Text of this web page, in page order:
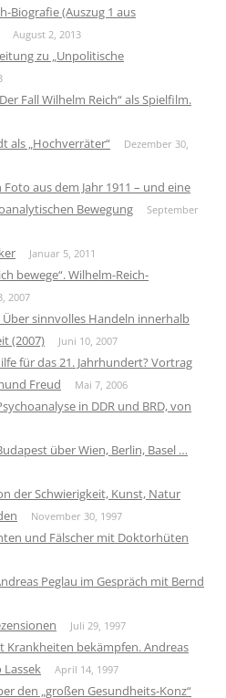
Biografie (Auszug 1 aus
August 2, 2013
zu „Unpolitische
Fall Wilhelm Reich“ als Spielfilm.
als „Hochverräter“
Dezember 30,
aus dem Jahr 1911 – und eine
Bewegung
September
Januar 5, 2011
bewege“. Wilhelm-Reich-
2007
Über sinnvolles Handeln innerhalb
(2007)
Juni 10, 2007
für das 21. Jahrhundert? Vortrag
Freud
Mai 7, 2006
in DDR und BRD, von
über Wien, Berlin, Basel …
der Schwierigkeit, Kunst, Natur
November 30, 1997
und Fälscher mit Doktorhüten
Peglau im Gespräch mit Bernd
Juli 29, 1997
bekämpfen. Andreas
Lassek
April 14, 1997
den „großen Gesundheits-Konz“